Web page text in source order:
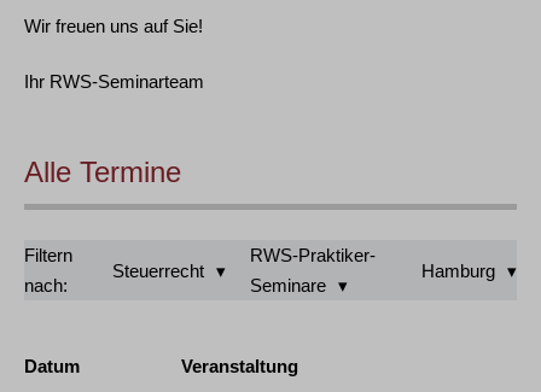
Wir freuen uns auf Sie!
Ihr RWS-Seminarteam
Alle Termine
Filtern
nach:
Steuerrecht
RWS-Praktiker-
Seminare
Hamburg
Datum Veranstaltung